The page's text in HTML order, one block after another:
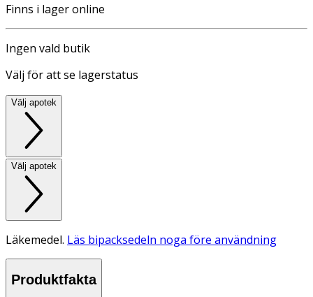
Finns i lager online
Ingen vald butik
Välj för att se lagerstatus
Välj apotek
Välj apotek
Läkemedel. Läs bipacksedeln noga före användning
Produktfakta